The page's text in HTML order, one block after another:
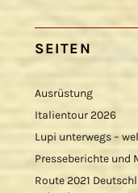
SEITEN
Ausrüstung
Italientour 2026
Lupi unterwegs –
Presseberichte und
Route 2021